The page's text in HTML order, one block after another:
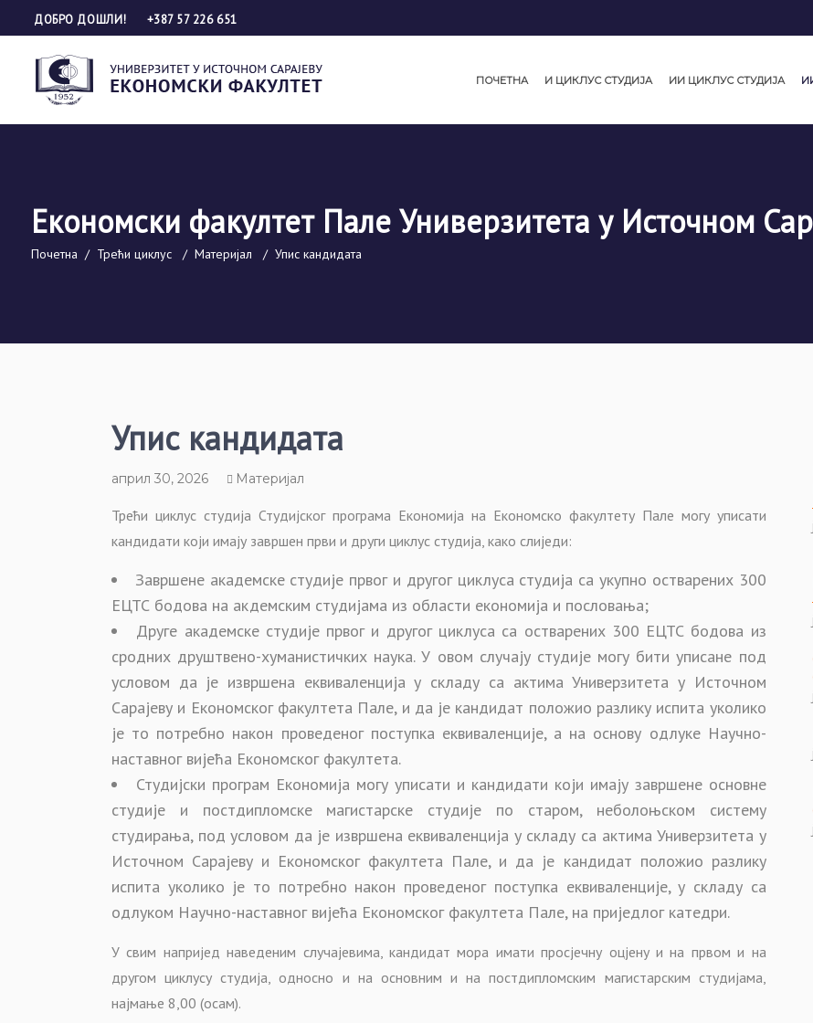
ДОБРО ДОШЛИ! +387 57 226 651
ПОЧЕТНА И ЦИКЛУС СТУДИЈА ИИ ЦИКЛУС СТУДИЈА
Економски факултет Пале Универзитета у Источном
Почетна / Трећи циклус / Материјал / Упис кандидата
Упис кандидата
април 30, 2026 Материјал
Трећи циклус студија Студијског програма Економија на Економско факултету Пале могу уписати
кандидати који имају завршен први и други циклус студија, како слиједи:
Завршене академске студије првог и другог циклуса студија са укупно остварених 300
ЕЦТС бодова на акдемским студијама из области економија и пословања;
Друге академске студије првог и другог циклуса са остварених 300 ЕЦТС бодова из
сродних друштвено-хуманистичких наука. У овом случају студије могу бити уписане под
условом да је извршена еквиваленција у складу са актима Универзитета у Источном
Сарајеву и Економског факултета Пале, и да је кандидат положио разлику испита уколико
је то потребно након проведеног поступка еквиваленције, а на основу одлуке Научно-
наставног вијећа Економског факултета.
Студијски програм Економија могу уписати и кандидати који имају завршене основне
студије и постдипломске магистарске студије по старом, неболоњском систему
студирања, под условом да је извршена еквиваленција у складу са актима Универзитета у
Источном Сарајеву и Економског факултета Пале, и да је кандидат положио разлику
испита уколико је то потребно након проведеног поступка еквиваленције, у складу са
одлуком Научно-наставног вијећа Економског факултета Пале, на приједлог катедри.
У свим напријед наведеним случајевима, кандидат мора имати просјечну оцјену и на првом и на
другом циклусу студија, односно и на основним и на постдипломским магистарским студијама,
најмање 8,00 (осам).